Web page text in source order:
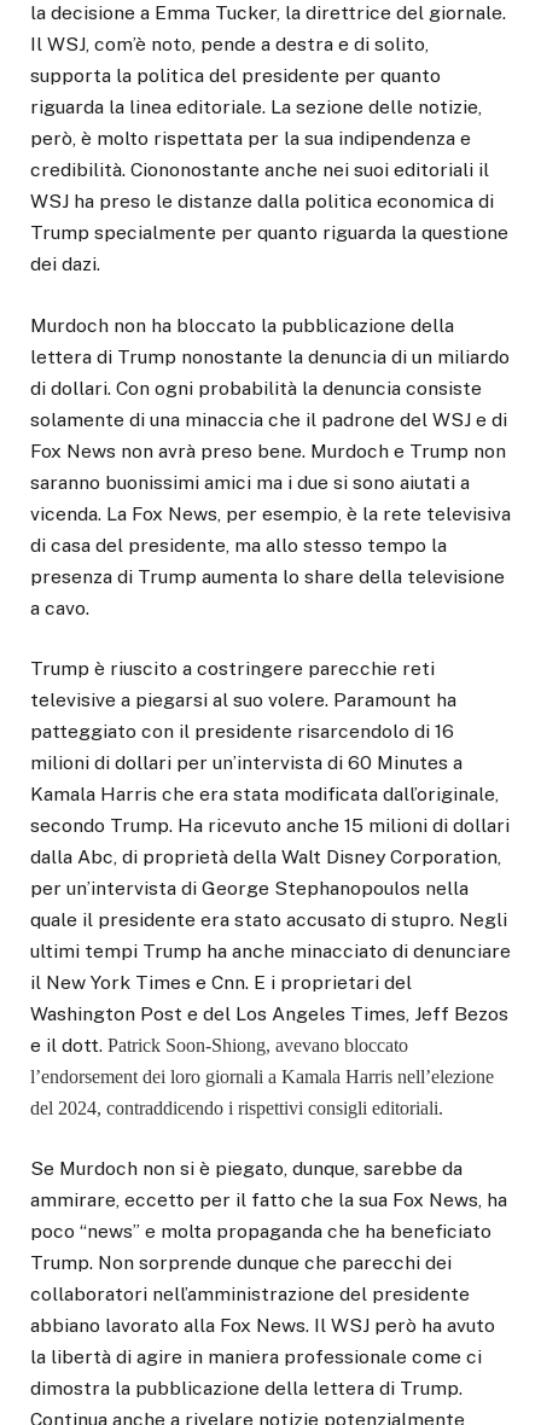
la decisione a Emma Tucker, la direttrice del giornale.
Il WSJ, com’è noto, pende a destra e di solito,
supporta la politica del presidente per quanto
riguarda la linea editoriale. La sezione delle notizie,
però, è molto rispettata per la sua indipendenza e
credibilità. Ciononostante anche nei suoi editoriali il
WSJ ha preso le distanze dalla politica economica di
Trump specialmente per quanto riguarda la questione
dei dazi.
Murdoch non ha bloccato la pubblicazione della
lettera di Trump nonostante la denuncia di un miliardo
di dollari. Con ogni probabilità la denuncia consiste
solamente di una minaccia che il padrone del WSJ e di
Fox News non avrà preso bene. Murdoch e Trump non
saranno buonissimi amici ma i due si sono aiutati a
vicenda. La Fox News, per esempio, è la rete televisiva
di casa del presidente, ma allo stesso tempo la
presenza di Trump aumenta lo share della televisione
a cavo.
Trump è riuscito a costringere parecchie reti
televisive a piegarsi al suo volere. Paramount ha
patteggiato con il presidente risarcendolo di 16
milioni di dollari per un’intervista di 60 Minutes a
Kamala Harris che era stata modificata dall’originale,
secondo Trump. Ha ricevuto anche 15 milioni di dollari
dalla Abc, di proprietà della Walt Disney Corporation,
per un’intervista di George Stephanopoulos nella
quale il presidente era stato accusato di stupro. Negli
ultimi tempi Trump ha anche minacciato di denunciare
il New York Times e Cnn. E i proprietari del
Washington Post e del Los Angeles Times, Jeff Bezos
e il dott. Patrick Soon-Shiong, avevano bloccato
l’endorsement dei loro giornali a Kamala Harris nell’elezione
del 2024, contraddicendo i rispettivi consigli editoriali.
Se Murdoch non si è piegato, dunque, sarebbe da
ammirare, eccetto per il fatto che la sua Fox News, ha
poco “news” e molta propaganda che ha beneficiato
Trump. Non sorprende dunque che parecchi dei
collaboratori nell’amministrazione del presidente
abbiano lavorato alla Fox News. Il WSJ però ha avuto
la libertà di agire in maniera professionale come ci
dimostra la pubblicazione della lettera di Trump.
Continua anche a rivelare notizie potenzialmente